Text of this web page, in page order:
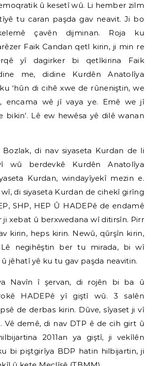
û kesetî wû. Li hember zilm
tu caran paşda gav neavit. Ji bo
çavên dijminan. Roja ku
Faik Candan qetl kirin, ji min re
yî dagirker bi qetlkirina Faik
me, didine Kurdên Anatolîya
‘hûn di cihê xwe de rûneniştin, we
encama wê jî vaya ye. Emê we jî
bikin’. Lê ew hewêsa yê dilê wanan
Bozlak, di nav siyaseta Kurdan de li
wû berdevkê Kurdên Anatolîya
Kurdan, windayîyekî mezin e.
di siyaseta Kurdan de cihekî girîng
SHP, HEP Û HADEPê de endamê
ji xebat û berxwedana wî ditirsîn. Pirr
kirin, heps kirin. Newû, qûrşîn kirin,
negihêştin ber tu mirada, bi wî
jêhatî yê ku tu gav paşda neavitin.
Navîn î şervan, di rojên bi ba û
HADEPê yî giştî wû. 3 salên
de derbas kirin. Dûve, sîyaset ji vî
Vê demê, di nav DTP ê de cih girt û
2011an ya giştî, ji vekîlên
bi piştgirîya BDP hatin hilbijartin, ji